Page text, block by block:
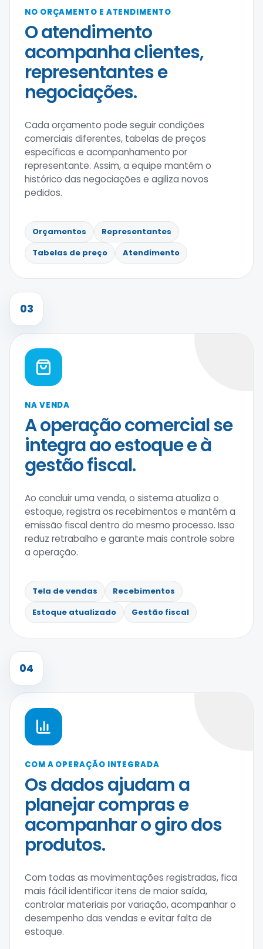
NO ORÇAMENTO E ATENDIMENTO
O atendimento
acompanha clientes,
representantes e
negociações.
Cada orçamento pode seguir condições
comerciais diferentes, tabelas de preços
específicas e acompanhamento por
representante. Assim, a equipe mantém o
histórico das negociações e agiliza novos
pedidos.
Orçamentos
Representantes
Tabelas de preço
Atendimento
03
NA VENDA
A operação comercial se
integra ao estoque e à
gestão fiscal.
Ao concluir uma venda, o sistema atualiza o
estoque, registra os recebimentos e mantém a
emissão fiscal dentro do mesmo processo. Isso
reduz retrabalho e garante mais controle sobre
a operação.
Tela de vendas
Recebimentos
Estoque atualizado
Gestão fiscal
04
COM A OPERAÇÃO INTEGRADA
Os dados ajudam a
planejar compras e
acompanhar o giro dos
produtos.
Com todas as movimentações registradas, fica
mais fácil identificar itens de maior saída,
controlar materiais por variação, acompanhar o
desempenho das vendas e evitar falta de
estoque.